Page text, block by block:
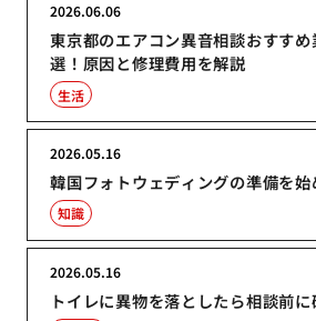
東京都のエアコン異音相談おすす
選！原因と修理費用を解説
2026.06.06
生活
韓国フォトウェディングの準備を始
2026.05.16
知識
トイレに異物を落としたら相談前
2026.05.16